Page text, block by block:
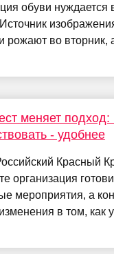
обуви нуждается
рожают во вторник,
меняет подход:
- удобнее
Красный
организация
мероприятия, а
в том, как